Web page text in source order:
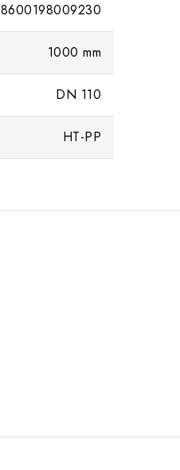
8600198009230
1000 mm
DN 110
HT-PP